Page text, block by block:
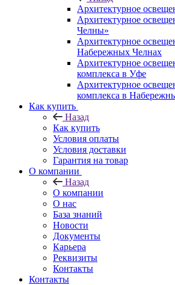
Архитектурное
Архитектурное
Челны»
Архитектурное
Набережных Челнах
Архитектурное
комплекса в Уфе
Архитектурное
комплекса в
Как купить
Назад
Как купить
Условия оплаты
Условия доставки
Гарантия на товар
О компании
Назад
О компании
О нас
База знаний
Новости
Документы
Карьера
Реквизиты
Контакты
Контакты